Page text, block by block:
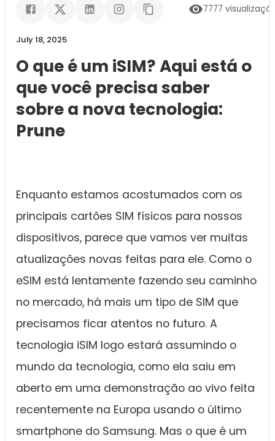
7777
July 18, 2025
O que é um iSIM? Aqui está o
que você precisa saber
sobre a nova tecnologia:
Prune
Enquanto estamos acostumados com os
principais cartões SIM físicos para nossos
dispositivos, parece que vamos ver muitas
atualizações novas feitas para ele. Como o
eSIM está lentamente fazendo seu caminho
no mercado, há mais um tipo de SIM que
precisamos ficar atentos no futuro. A
tecnologia iSIM logo estará assumindo o
mundo da tecnologia, como ela saiu em
aberto em uma demonstração ao vivo feita
recentemente na Europa usando o último
smartphone do Samsung. Mas o que é um